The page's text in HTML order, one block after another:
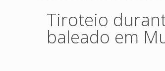
Tiroteio
baleado em